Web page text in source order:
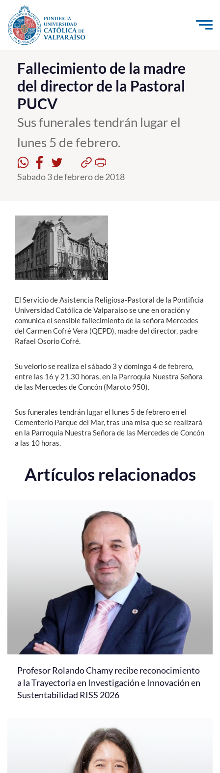
Click acá para ir directamente al contenido
La Universidad
Investigación, Creación e Innovación
PUCV Internacional
Vinculación con el Medio
Admisión
Pregrado
Formación Continua
Estudiantes
Académicos
Alumni
English
Fallecimiento de la madre
del director de la Pastoral
PUCV
Sus funerales tendrán lugar el
lunes 5 de febrero.
Sabado 3 de febrero de 2018
El Servicio de Asistencia Religiosa-Pastoral de la Pontificia
Universidad Católica de Valparaíso se une en oración y
comunica el sensible fallecimiento de la señora Mercedes
del Carmen Cofré Vera (QEPD), madre del director, padre
Rafael Osorio Cofré.
Su velorio se realiza el sábado 3 y domingo 4 de febrero,
entre las 16 y 21.30 horas, en la Parroquia Nuestra Señora
de las Mercedes de Concón (Maroto 950).
Sus funerales tendrán lugar el lunes 5 de febrero en el
Cementerio Parque del Mar, tras una misa que se realizará
en la Parroquia Nuestra Señora de las Mercedes de Concón
a las 10 horas.
Artículos relacionados
Profesor Rolando Chamy recibe reconocimiento
a la Trayectoria en Investigación e Innovación en
Sustentabilidad RISS 2026